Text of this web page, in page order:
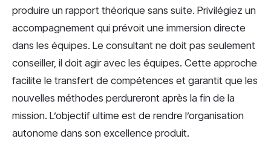
produire un rapport théorique sans suite. Privilégiez un
accompagnement qui prévoit une immersion directe
dans les équipes. Le consultant ne doit pas seulement
conseiller, il doit agir avec les équipes. Cette approche
facilite le transfert de compétences et garantit que les
nouvelles méthodes perdureront après la fin de la
mission. L’objectif ultime est de rendre l’organisation
autonome dans son excellence produit.